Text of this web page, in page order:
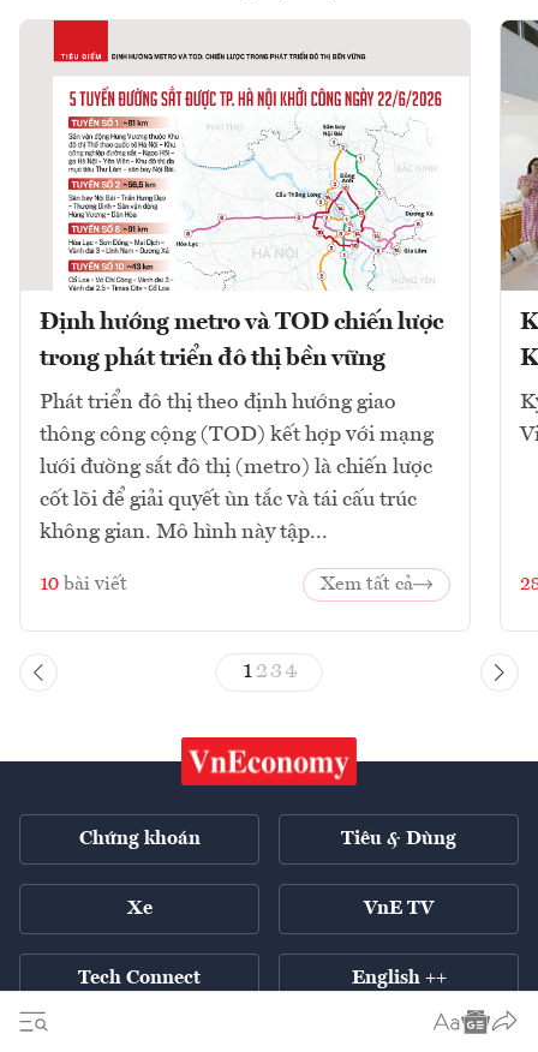
Định hướng metro và TOD chiến lược
trong phát triển đô thị bền vững
Phát triển đô thị theo định hướng giao
thông công cộng (TOD) kết hợp với mạng
lưới đường sắt đô thị (metro) là chiến lược
cốt lõi để giải quyết ùn tắc và tái cấu trúc
không gian. Mô hình này tập...
10 bài viết Xem tất cả
1 23 4
Chứng khoán Tiêu & Dùng
Xe VnE TV
Tech Connect English ++